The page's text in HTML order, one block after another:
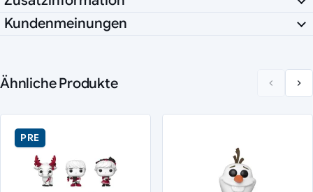
Kundenmeinungen
Ähnliche Produkte
PRE